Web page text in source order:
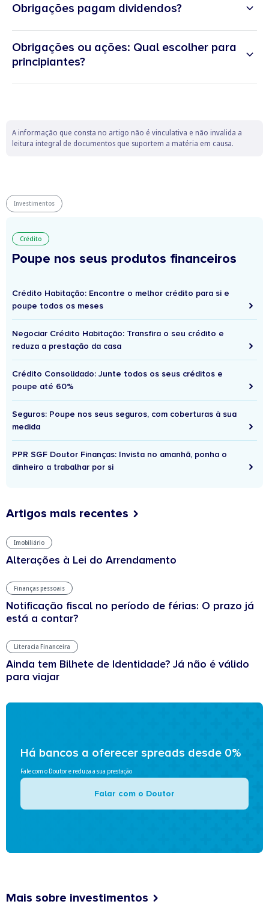
Obrigações pagam dividendos?
Obrigações ou ações: Qual escolher para
principiantes?
A informação que consta no artigo não é vinculativa e não invalida a
leitura integral de documentos que suportem a matéria em causa.
Investimentos
Crédito
Poupe nos seus produtos financeiros
Crédito Habitação: Encontre o melhor crédito para si e
poupe todos os meses
Negociar Crédito Habitação: Transfira o seu crédito e
reduza a prestação da casa
Crédito Consolidado: Junte todos os seus créditos e
poupe até 60%
Seguros: Poupe nos seus seguros, com coberturas à sua
medida
PPR SGF Doutor Finanças: Invista no amanhã, ponha o
dinheiro a trabalhar por si
Artigos mais recentes
Imobiliário
Alterações à Lei do Arrendamento
Finanças pessoais
Notificação fiscal no período de férias: O prazo já
está a contar?
Literacia Financeira
Ainda tem Bilhete de Identidade? Já não é válido
para viajar
Há bancos a oferecer spreads desde 0%
Fale com o Doutor e reduza a sua prestação
Falar com o Doutor
Mais sobre investimentos